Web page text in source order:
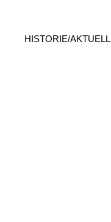
HISTORIE/